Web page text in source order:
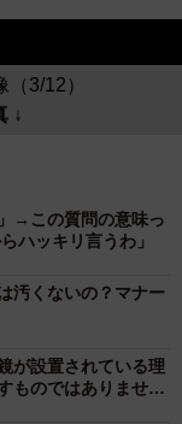
3/12）
↓
→この質問の意味っ
ハッキリ言うわ」
汚くないの？マナー
が設置されている理
ものではありませ